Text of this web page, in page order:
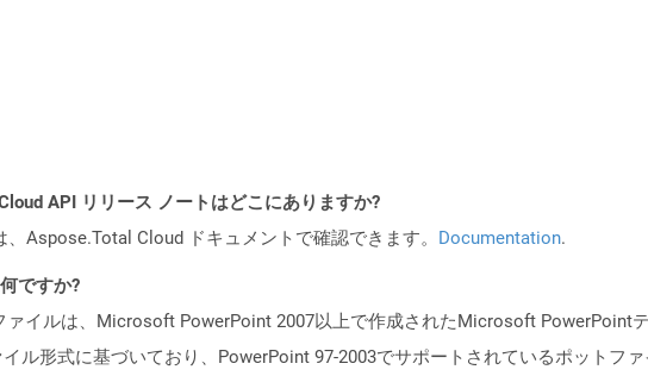
API リリース ノートはどこにありますか?
Aspose.Total Cloud ドキュメントで確認できます。 Documentation.
ですか?
ァイルは、Microsoft PowerPoint 2007以上で作成されたMicrosoft PowerPoint
ル形式に基づいており、PowerPoint 97-2003でサポートされているポットフ